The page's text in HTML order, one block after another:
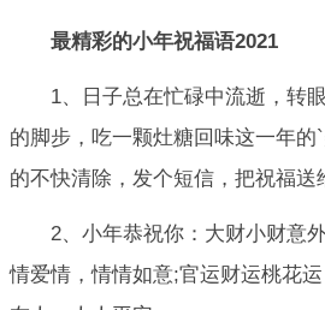
最精彩的小年祝福语2021
1、日子总在忙碌中流逝，转
的脚步，吃一颗灶糖回味这一年
的不快清除，发个短信，把祝福送
2、小年恭祝你：大财小财意
情爱情，情情如意;官运财运桃花